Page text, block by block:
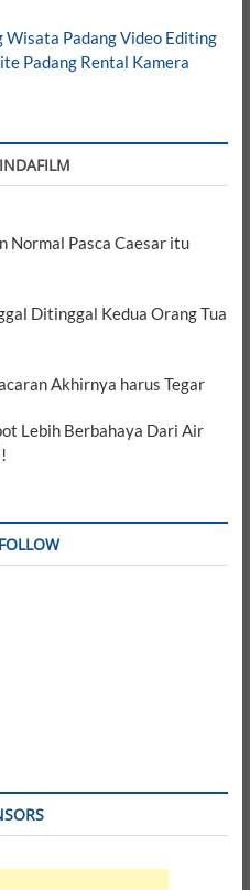
Wisata PadangVideo Editing
Padang Rental Kamera
Normal Pasca Caesar itu
Ditinggal Kedua Orang Tua
Akhirnya harus Tegar
Lebih Berbahaya Dari Air